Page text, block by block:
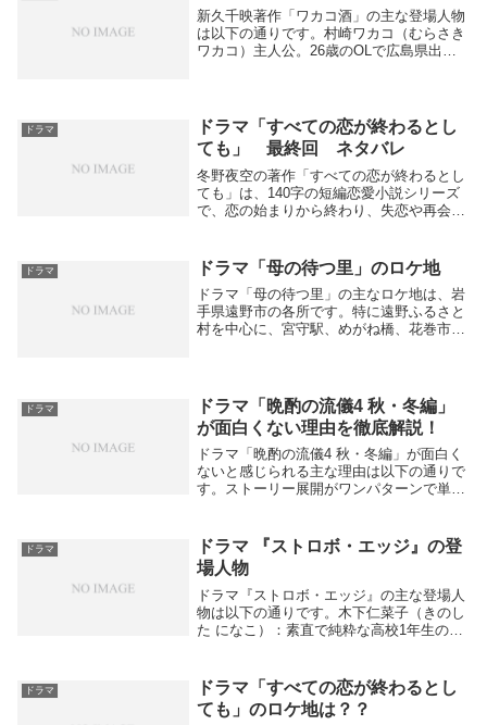
新久千映著作「ワカコ酒」の主な登場人物
は以下の通りです。村崎ワカコ（むらさき
ワカコ）主人公。26歳のOLで広島県出
福の時間。...
ドラマ
ドラマ「すべての恋が終わるとし
ても」 最終回 ネタバレ
冬野夜空の著作「すべての恋が終わるとし
ても」は、140字の短編恋愛小説シリーズ
で、恋の始まりから終わり、失恋や再会、
については、明確な一つの物語の完結では
なく、シリ...
ドラマ ドラマ「母の待つ里」のロケ地
ドラマ「母の待つ里」の主なロケ地は、岩
手県遠野市の各所です。特に遠野ふるさと
村を中心に、宮守駅、めがね橋、花巻市内
ドラマ
ドラマ「晩酌の流儀4 秋・冬編」
が面白くない理由を徹底解説！
ドラマ「晩酌の流儀4 秋・冬編」が面白く
ないと感じられる主な理由は以下の通りで
す。ストーリー展開がワンパターンで単調
られることがある。特に物語性を強く求め
る視聴者か...
ドラマ
ドラマ 『ストロボ・エッジ』の登
場人物
ドラマ『ストロボ・エッジ』の主な登場人
物は以下の通りです。木下仁菜子（きのし
た になこ）：素直で純粋な高校1年生の女
に告白するが振られるも友達関係を続け
る。カフェ「...
ドラマ
ドラマ「すべての恋が終わるとし
ても」のロケ地は？？